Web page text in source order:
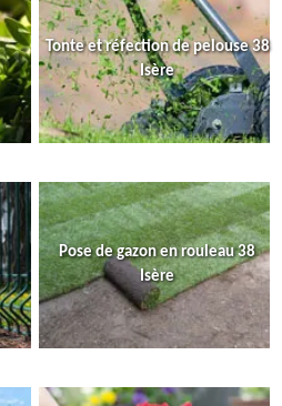
Tonte et réfection de pelouse 38
Isère
Pose de gazon en rouleau 38
Isère